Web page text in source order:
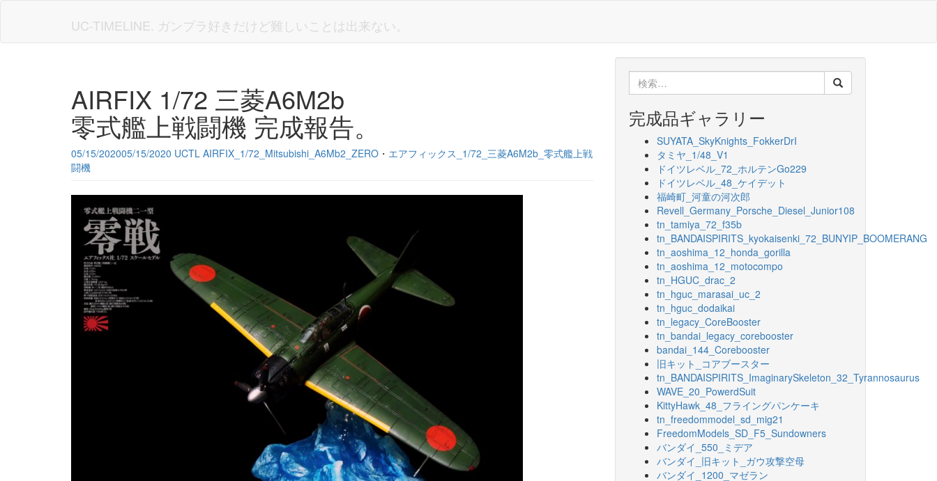
UC-TIMELINE. ガンプラ好きだけど難しいことは出来ない。
AIRFIX 1/72 三菱A6M2b
零式艦上戦闘機 完成報告。
05/15/202005/15/2020 UCTL AIRFIX_1/72_Mitsubishi_A6Mb2_ZERO ・ エアフィックス_1/72_三菱A6M2b_零式艦上戦
闘機
索:
完成品ギャラリー
SUYATA_SkyKnights_FokkerDrI
タミヤ_1/48_V1
ドイツレベル_72_ホルテンGo229
ドイツレベル_48_ケイデット
福崎町_河童の河次郎
Revell_Germany_Porsche_Diesel_Junior108
tn_tamiya_72_f35b
tn_BANDAISPIRITS_kyokaisenki_72_BUNYIP_BOOMERANG
tn_aoshima_12_honda_gorilla
tn_aoshima_12_motocompo
tn_HGUC_drac_2
tn_hguc_marasai_uc_2
tn_hguc_dodaikai
tn_legacy_CoreBooster
tn_bandai_legacy_corebooster
bandai_144_Corebooster
旧キット_コアブースター
tn_BANDAISPIRITS_ImaginarySkeleton_32_Tyrannosaurus
WAVE_20_PowerdSuit
KittyHawk_48_フライングパンケーキ
tn_freedommodel_sd_mig21
FreedomModels_SD_F5_Sundowners
バンダイ_550_ミデア
バンダイ_旧キット_ガウ攻撃空母
バンダイ_1200_マゼラン